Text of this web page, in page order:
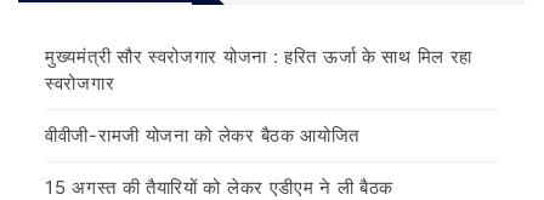
मुख्यमंत्री सौर स्वरोजगार योजना : हरित ऊर्जा के साथ मिल रहा
स्वरोजगार
वीवीजी-रामजी योजना को लेकर बैठक आयोजित
15 अगस्त की तैयारियों को लेकर एडीएम ने ली बैठक